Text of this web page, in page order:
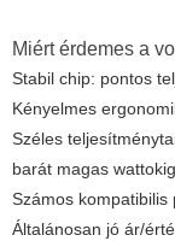
Miért érdemes a
Stabil chip: pontos
Kényelmes
Széles
barát magas
Számos kompatibilis
Általánosan jó ár/